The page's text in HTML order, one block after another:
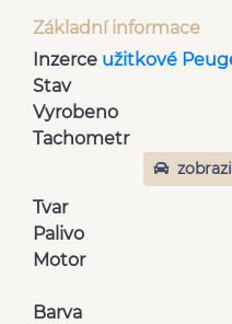
Základní informace
Inzerce užitkové
Stav
Vyrobeno
Tachometr
Tvar
Palivo
Motor
Barva